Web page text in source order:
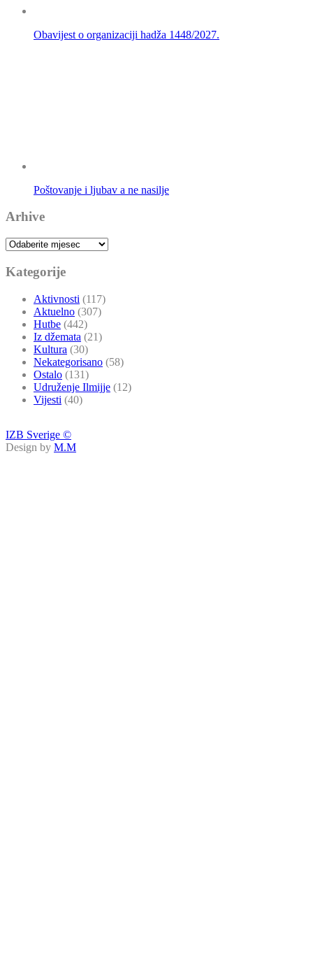
Obavijest o organizaciji hadža 1448/2027.
Poštovanje i ljubav a ne nasilje
Arhive
Arhive
Kategorije
Aktivnosti (117)
Aktuelno (307)
Hutbe (442)
Iz džemata (21)
Kultura (30)
Nekategorisano (58)
Ostalo (131)
Udruženje Ilmijje (12)
Vijesti (40)
IZB Sverige ©
Design by M.M